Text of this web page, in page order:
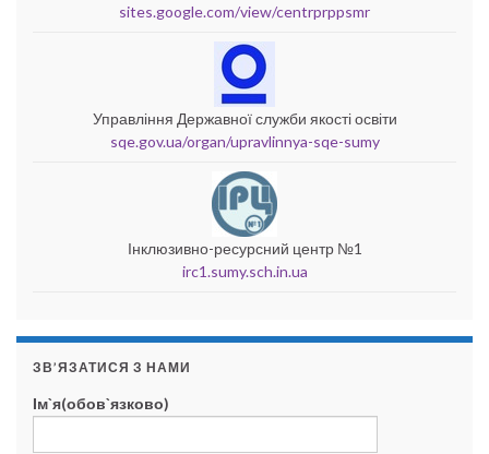
sites.google.com/view/centrprppsmr
Управління Державної служби якості освіти
sqe.gov.ua/organ/upravlinnya-sqe-sumy
Інклюзивно-ресурсний центр №1
irc1.sumy.sch.in.ua
ЗВ’ЯЗАТИСЯ З НАМИ
Ім`я(обов`язково)